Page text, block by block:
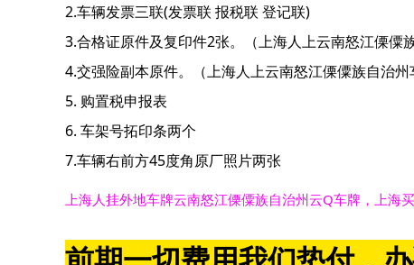
2.车辆发票三联(发票联 报税联 登记联)
3.合格证原件及复印件2张。（上海人上云南怒江傈僳
4.交强险副本原件。（上海人上云南怒江傈僳族自治州
5. 购置税申报表
6. 车架号拓印条两个
7.车辆右前方45度角原厂照片两张
上海人挂外地车牌云南怒江傈僳族自治州云Q车牌，上